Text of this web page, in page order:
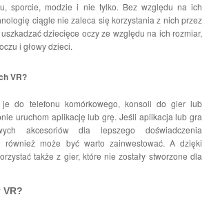
sporcie, modzie i nie tylko. Bez względu na ich
ciągle nie zaleca się korzystania z nich przez
dziecięce oczy ze względu na ich rozmiar,
i głowy dzieci.
VR?
je do telefonu komórkowego, konsoli do gier lub
uruchom aplikację lub grę. Jeśli aplikacja lub gra
akcesoriów dla lepszego doświadczenia
również może być warto zainwestować. A dzięki
także z gier, które nie zostały stworzone dla